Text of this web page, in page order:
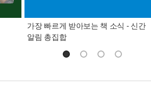
가장 빠르게 받아보는 책 소식 - 신간
알림 총집합